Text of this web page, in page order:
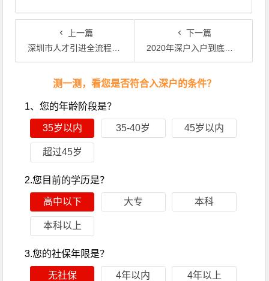
上一篇
深圳市人才引进全流程，又需要哪些部门同意？
下一篇
2020年深户入户到底值不值得？看看深户和非深户的区别就知道了！
测一测，看您是否符合入深户的条件？
1、您的年龄阶段是？
35岁以内 35-40岁 45岁以内
超过45岁
2.您目前的学历是？
高中以下 大专 本科
本科以上
3.您的社保年限是？
无社保 4年以内 4年以上